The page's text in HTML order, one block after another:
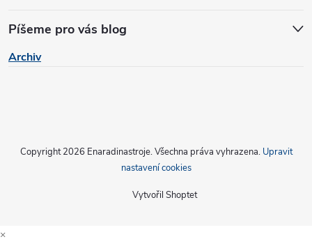
Píšeme pro vás blog
Archiv
Vytvořil Shoptet
Copyright 2026 Enaradinastroje. Všechna práva vyhrazena. Upravit
nastavení cookies
×